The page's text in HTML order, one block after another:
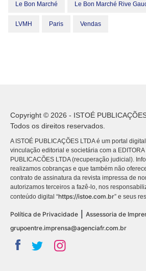
Le Bon Marché Le Bon Marché Rive
LVMH Paris Vendas
Copyright © 2026 - ISTOÉ
Todos os direitos reservados.
A ISTOÉ PUBLICAÇÕES LTDA é um portal
vinculação editorial e societária com a
PUBLICACÕES LTDA (recuperação judicial).
realizamos cobranças e que também não
contrato de assinatura da revista impressa de
autorizamos terceiros a fazê-lo, nos
conteúdo digital “https://istoe.com.br” e seus
Política de Privacidade
Assessoria de
grupoentre.imprensa@agenciafr.com.br